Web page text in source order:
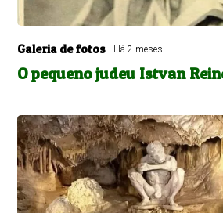
Galeria de fotos Há 2 meses
O pequeno judeu Istvan